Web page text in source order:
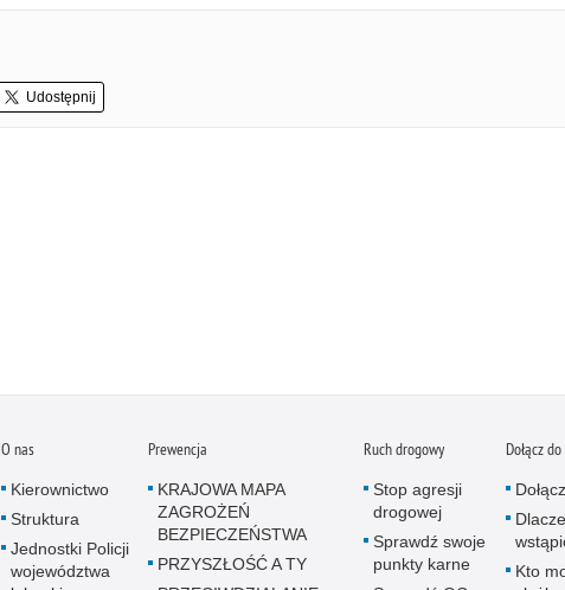
Udostępnij
O nas
Kierownictwo
Struktura
Jednostki Policji
województwa
Prewencja
KRAJOWA MAPA
ZAGROŻEŃ
BEZPIECZEŃSTWA
PRZYSZŁOŚĆ A TY
Ruch drogowy
Stop agresji
drogowej
Sprawdź swoje
punkty karne
Dołącz
Kto